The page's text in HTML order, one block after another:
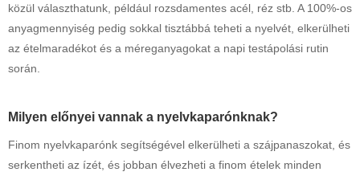
közül választhatunk, például rozsdamentes acél, réz stb. A 100%-os
anyagmennyiség pedig sokkal tisztábbá teheti a nyelvét, elkerülheti
az ételmaradékot és a méreganyagokat a napi testápolási rutin
során.
Milyen előnyei vannak a nyelvkaparónknak?
Finom nyelvkaparónk segítségével elkerülheti a szájpanaszokat, és
serkentheti az ízét, és jobban élvezheti a finom ételek minden